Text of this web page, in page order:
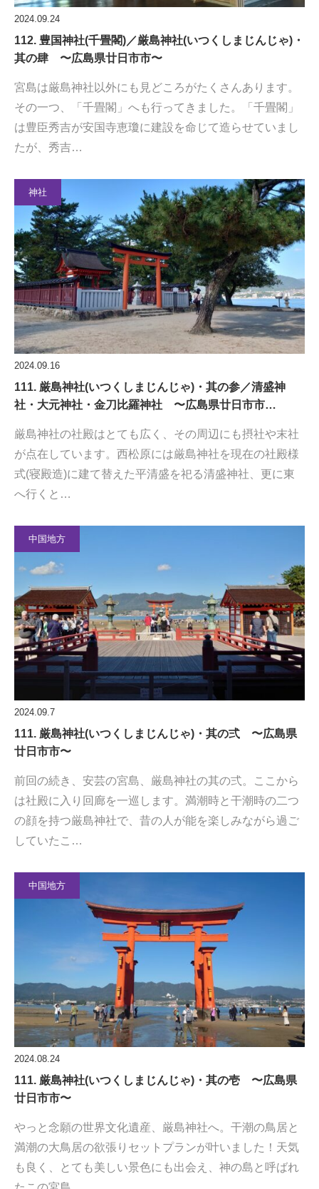
2024.09.24
112. 豊国神社(千畳閣)／厳島神社(いつくしまじんじゃ)・
其の肆 〜広島県廿日市市〜
宮島は厳島神社以外にも見どころがたくさんあります。
その一つ、「千畳閣」へも行ってきました。「千畳閣」
は豊臣秀吉が安国寺恵瓊に建設を命じて造らせていまし
たが、秀吉…
神社
2024.09.16
111. 厳島神社(いつくしまじんじゃ)・其の参／清盛神
社・大元神社・金刀比羅神社 〜広島県廿日市市…
厳島神社の社殿はとても広く、その周辺にも摂社や末社
が点在しています。西松原には厳島神社を現在の社殿様
式(寝殿造)に建て替えた平清盛を祀る清盛神社、更に東
へ行くと…
中国地方
2024.09.7
111. 厳島神社(いつくしまじんじゃ)・其の弍 〜広島県
廿日市市〜
前回の続き、安芸の宮島、厳島神社の其の弍。ここから
は社殿に入り回廊を一巡します。満潮時と干潮時の二つ
の顔を持つ厳島神社で、昔の人が能を楽しみながら過ご
していたこ…
中国地方
2024.08.24
111. 厳島神社(いつくしまじんじゃ)・其の壱 〜広島県
廿日市市〜
やっと念願の世界文化遺産、厳島神社へ。干潮の鳥居と
満潮の大鳥居の欲張りセットプランが叶いました！天気
も良く、とても美しい景色にも出会え、神の島と呼ばれ